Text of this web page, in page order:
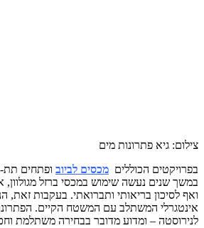
צילום: גיא פתרונות מים
בפרויקטים הכוללים מכסים לביוב ופתחים תת-
במשך שנים נעשה שימוש במכסי ברזל
אינטגרלי המשתלב עם המשטח הקיים.
לנירוסטה – ומדוע מדובר בבחירה משתלמת